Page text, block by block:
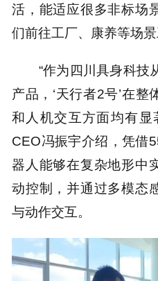
活，能适应很多非标场
们前往工厂、康养等场景
“作为四川具身科技
产品，‘天行者2号’在
和人机交互方面均有显
CEO冯振宇介绍，凭借
器人能够在复杂地形中
动控制，并通过多模态
与动作交互。